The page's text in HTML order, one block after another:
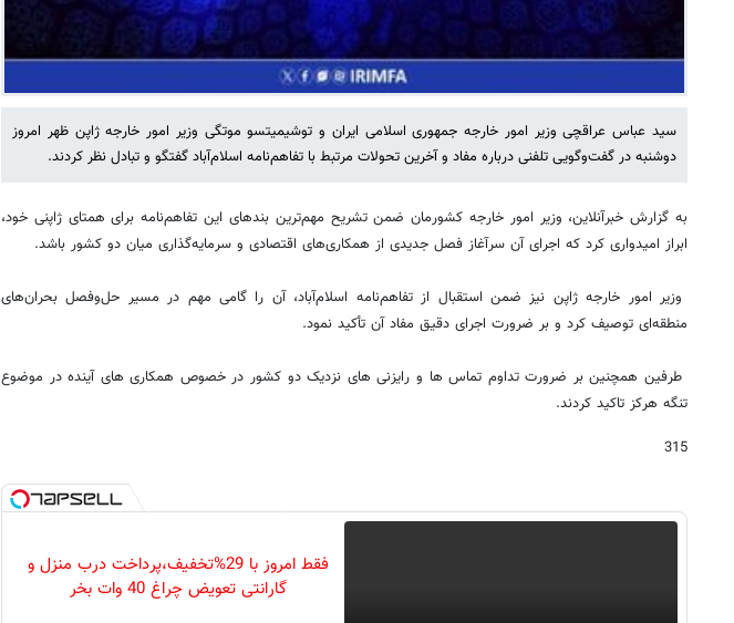
سید عباس عراقچی وزیر امور خارجه جمهوری اسلامی ایران و توشیمیتسو موتگی وزیر امور خارجه ژاپن ظهر امروز
دوشنبه در گفت‌وگویی تلفنی درباره مفاد و آخرین تحولات مرتبط با تفاهم‌نامه اسلام‌آباد گفتگو و تبادل نظر کردند.
به گزارش خبرآنلاین، وزیر امور خارجه کشورمان ضمن تشریح مهم‌ترین بندهای این تفاهم‌نامه برای همتای ژاپنی خود،
ابراز امیدواری کرد که اجرای آن سرآغاز فصل جدیدی از همکاری‌های اقتصادی و سرمایه‌گذاری میان دو کشور باشد.
وزیر امور خارجه ژاپن نیز ضمن استقبال از تفاهم‌نامه اسلام‌آباد، آن را گامی مهم در مسیر حل‌وفصل بحران‌های
منطقه‌ای توصیف کرد و بر ضرورت اجرای دقیق مفاد آن تأکید نمود.
طرفین همچنین بر ضرورت تداوم تماس ها و رایزنی های نزدیک دو کشور در خصوص همکاری های آینده در موضوع
تنگه هرکز تاکید کردند.
315
فقط امروز با 29%تخفیف،پرداخت درب منزل و
گارانتی تعویض چراغ 40 وات بخر